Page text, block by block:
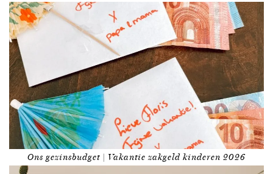
Ons gezinsbudget | Vakantie zakgeld kinderen 2026